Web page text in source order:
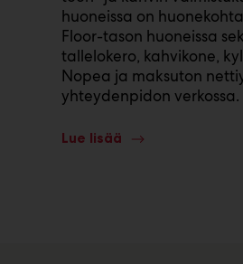
huoneissa on
Floor-tason huoneissa
tallelokero, kahvikone,
Nopea ja maksuton
yhteydenpidon verkossa.
Lue lisää